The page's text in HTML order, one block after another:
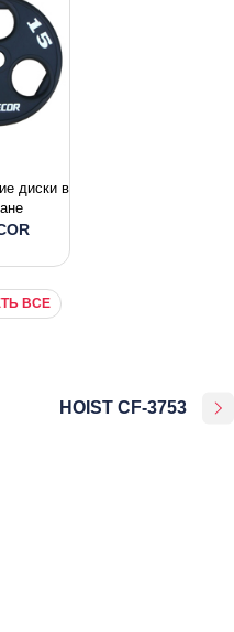
диски в
ВСЕ
HOIST CF-3753